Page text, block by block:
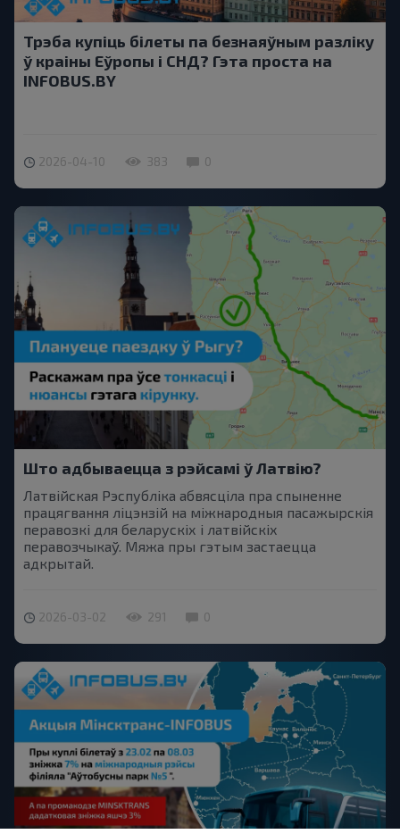
Трэба купіць білеты па безнаяўным разліку
ў краіны Еўропы і СНД? Гэта проста на
INFOBUS.BY
2026-04-10 383 0
Што адбываецца з рэйсамі ў Латвію?
Латвійская Рэспубліка абвясціла пра спыненне
працягвання ліцэнзій на міжнародныя пасажырскія
перавозкі для беларускіх і латвійскіх
перавозчыкаў. Мяжa пры гэтым застаецца
адкрытай.
2026-03-02 291 0